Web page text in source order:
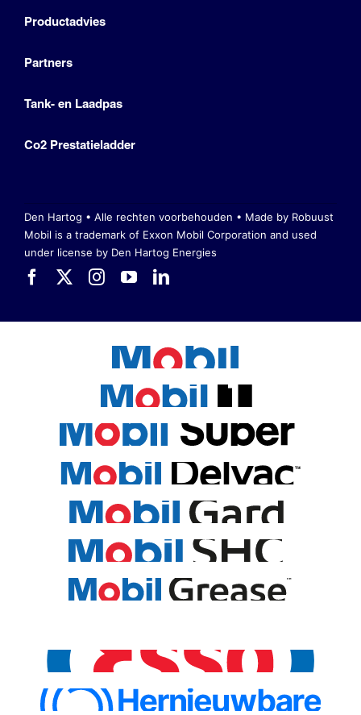
Productadvies
Partners
Tank- en Laadpas
Co2 Prestatieladder
Den Hartog • Alle rechten voorbehouden • Made by Robuust
Mobil is a trademark of Exxon Mobil Corporation and used
under license by Den Hartog Energies